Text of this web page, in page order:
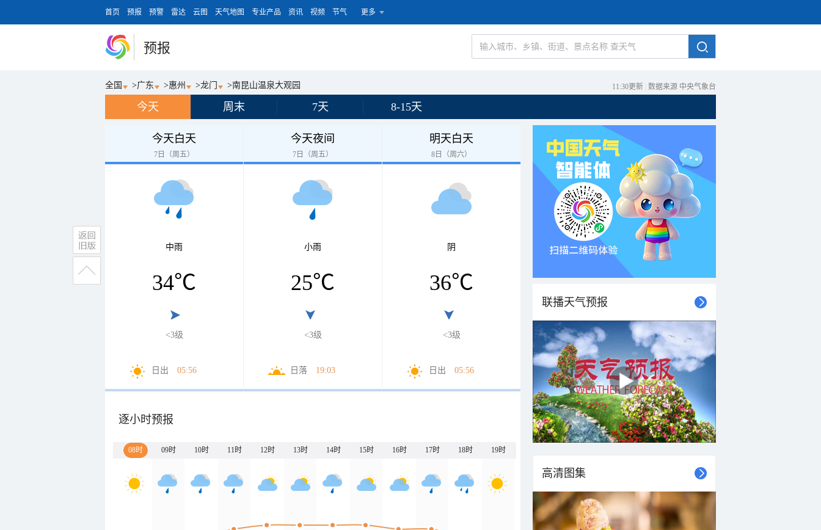
首页 预报 预警 雷达 云图 天气地图 专业产品 资讯 视频 节气 更多
预报
全国 >广东 >惠州 >龙门 >南昆山温泉大观园 11:30更新 数据来源 中央气象台
今天 周末 7天 8-15天
今天白天
7日（周五）
中雨
34℃
<3级
日出 05:56
今天夜间
7日（周五）
小雨
25℃
<3级
日落 19:03
明天白天
8日（周六）
阴
36℃
<3级
日出 05:56
逐小时预报
08时 09时 10时 11时 12时 13时 14时 15时 16时 17时 18时 19时
联播天气预报
高清图集